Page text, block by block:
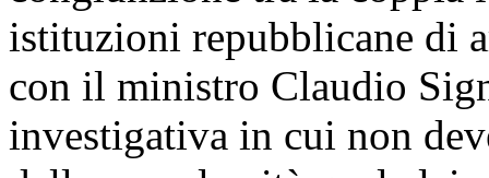
istituzioni repubblicane di
con il ministro Claudio
investigativa in cui non